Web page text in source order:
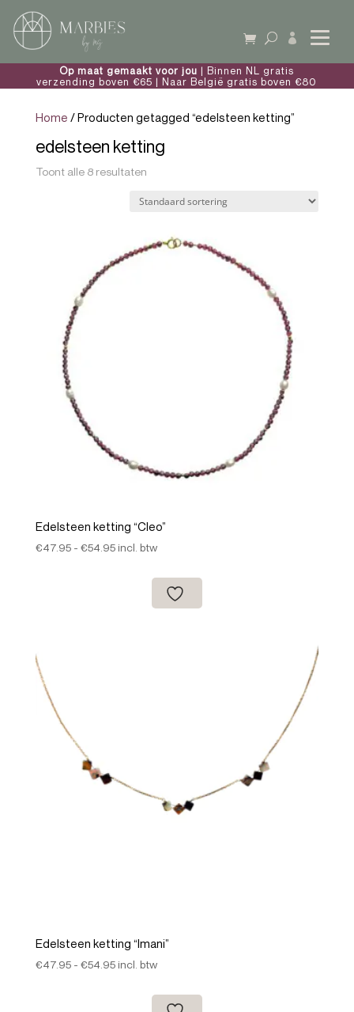

Op maat gemaakt voor jou | Binnen NL gratis
verzending boven €65 | Naar België gratis boven €80
Home / Producten getagged “edelsteen ketting”
edelsteen ketting
Toont alle 8 resultaten
Edelsteen ketting “Cleo”
€47.95 - €54.95Prijsklasse:
incl. btw
Edelsteen ketting “Imani”
€47.95 - €54.95Prijsklasse:
incl. btw